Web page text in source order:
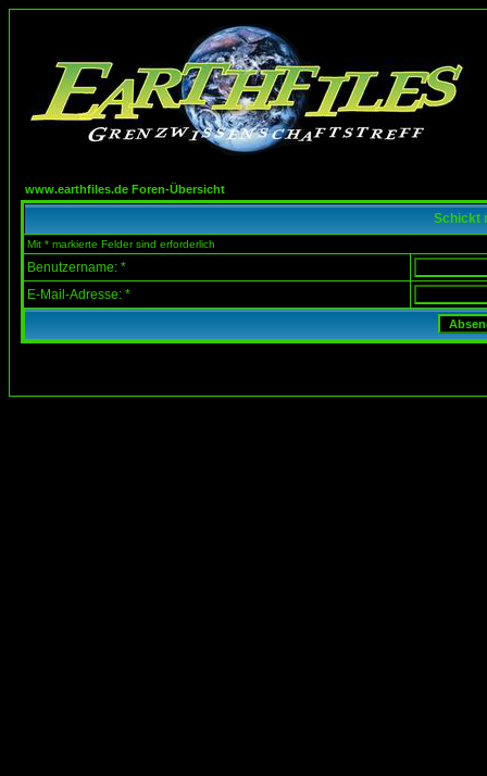
www.earthfiles.de Foren-Übersicht
Schickt
Mit * markierte Felder sind erforderlich
Benutzername: *
E-Mail-Adresse: *